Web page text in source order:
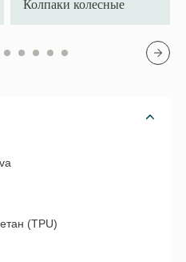
Колпаки колесные
(TPU)